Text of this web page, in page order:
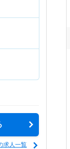
求人一覧